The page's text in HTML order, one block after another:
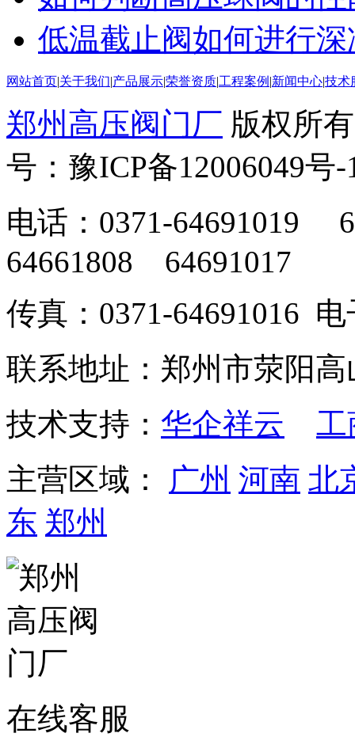
低温截止阀如何进行
网站首页|关于我们|产品展示|荣誉资质|工程案例 |新闻中心|技术
郑州高压阀门厂 版权所
号：豫ICP备12006049号-
电话：0371-
64661808 64691017
传真：0371-64691016
联系地址：郑州市荥阳高
技术支持： 华企祥云
工
主营区域： 广州 河南 北
东 郑州
在线客服